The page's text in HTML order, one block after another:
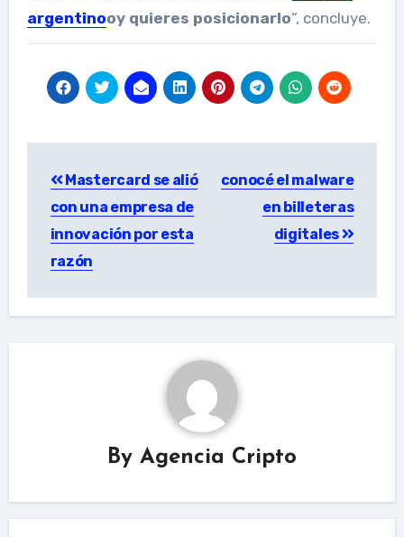
argentinooy quieres posicionarlo“, concluye.
navigation
Mastercard se alió
con una empresa de
innovación por esta
razón
conocé el malware
en billeteras
digitales
By Agencia Cripto